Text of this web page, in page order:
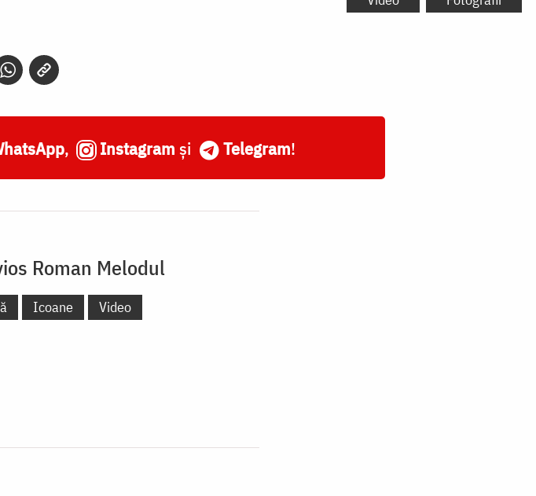
, Instagram și Telegram!
Roman Melodul
Icoane Video